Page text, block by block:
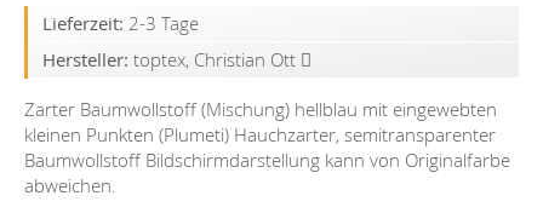
Lieferzeit: 2-3 Tage
Hersteller: toptex, Christian Ott
Zarter Baumwollstoff (Mischung) hellblau mit eingewebten
kleinen Punkten (Plumeti) Hauchzarter, semitransparenter
Baumwollstoff Bildschirmdarstellung kann von Originalfarbe
abweichen.